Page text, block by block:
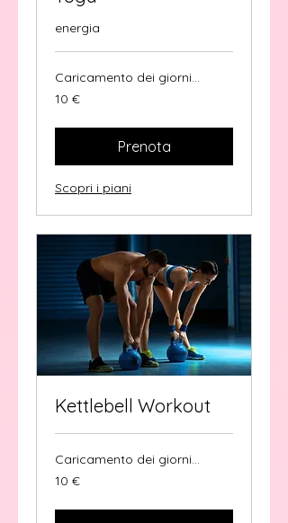
energia
Caricamento dei giorni...
10
euro
10 €
Prenota
Scopri i piani
Kettlebell Workout
Caricamento dei giorni...
10
euro
10 €